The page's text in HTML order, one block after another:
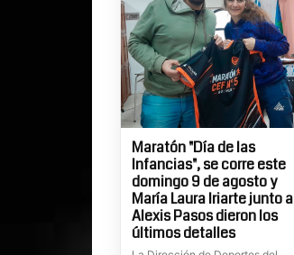
Maratón "Día de las
Infancias", se corre este
domingo 9 de agosto y
María Laura Iriarte junto a
Alexis Pasos dieron los
últimos detalles